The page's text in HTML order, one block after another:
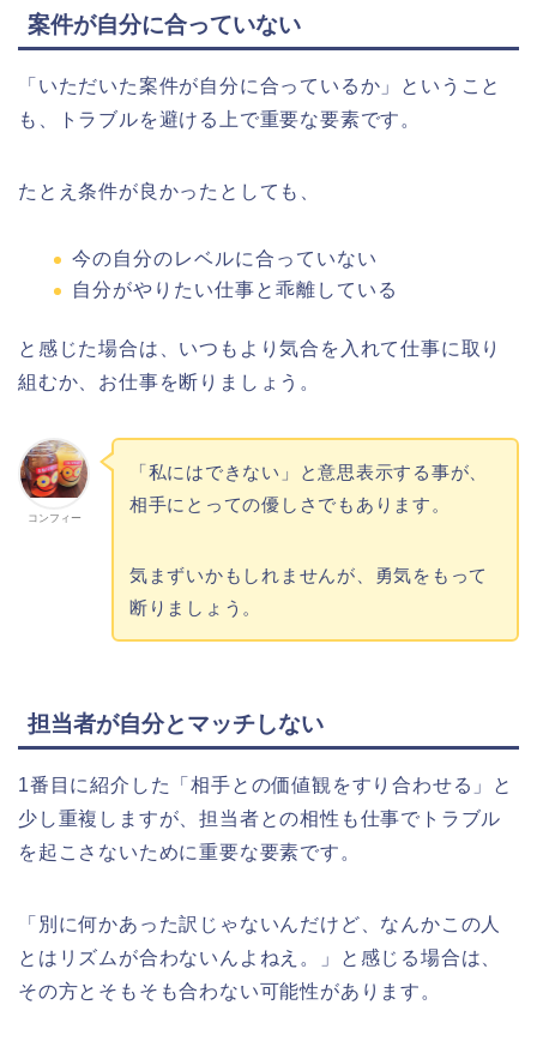
案件が自分に合っていない
「いただいた案件が自分に合っているか」ということ
も、トラブルを避ける上で重要な要素です。
たとえ条件が良かったとしても、
今の自分のレベルに合っていない
自分がやりたい仕事と乖離している
と感じた場合は、いつもより気合を入れて仕事に取り
組むか、お仕事を断りましょう。
コンフィー
「私にはできない」と意思表示する事が、
相手にとっての優しさでもあります。
気まずいかもしれませんが、勇気をもって
断りましょう。
担当者が自分とマッチしない
1番目に紹介した「相手との価値観をすり合わせる」と
少し重複しますが、担当者との相性も仕事でトラブル
を起こさないために重要な要素です。
「別に何かあった訳じゃないんだけど、なんかこの人
とはリズムが合わないんよねえ。」と感じる場合は、
その方とそもそも合わない可能性があります。